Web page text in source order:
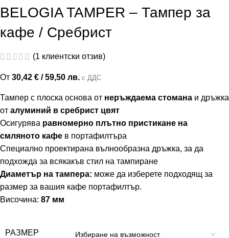
BELOGIA TAMPER – Тампер за
кафе / Сребрист
(1 клиентски отзив)
От 30,42 € / 59,50 лв. с ДДС
Тампер с плоска основа от неръждаема стомана и дръжка
от алуминий в сребрист цвят
Осигурява равномерно плътно пристикане на
смляното кафе в портафилтъра
Специално проектирана вълнообразна дръжка, за да
подхожда за всякакъв стил на тампиране
Диаметър на тампера: може да изберете подходящ за
размер за вашия кафе портафилтър.
Височина: 87 мм
РАЗМЕР